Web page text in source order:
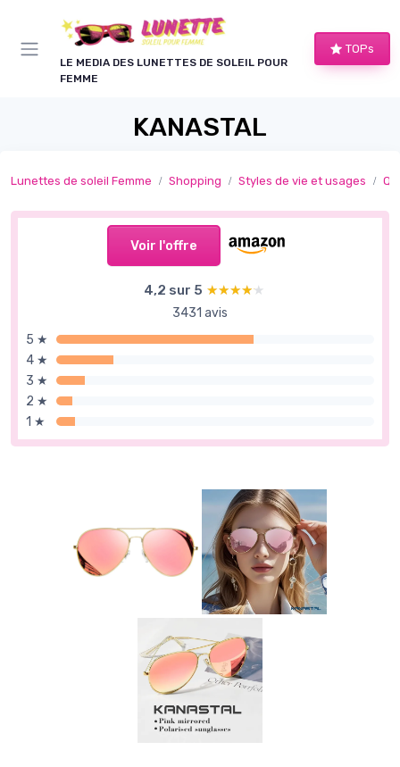
LE MEDIA DES LUNETTES DE SOLEIL POUR
FEMME
TOPs
KANASTAL
Lunettes de soleil Femme Shopping Styles de vie et usages
Voir l'offre
4,2 sur 5 ★★★★★
★★★★★
3431 avis
5 ★
4 ★
3 ★
2 ★
1 ★